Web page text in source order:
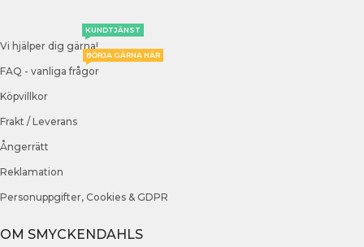
Vi hjälper dig gärna!
KUNDTJÄNST
FAQ - vanliga frågor
BÖRJA GÄRNA HÄR
Köpvillkor
Frakt / Leverans
Ångerrätt
Reklamation
Personuppgifter, Cookies & GDPR
OM SMYCKENDAHLS